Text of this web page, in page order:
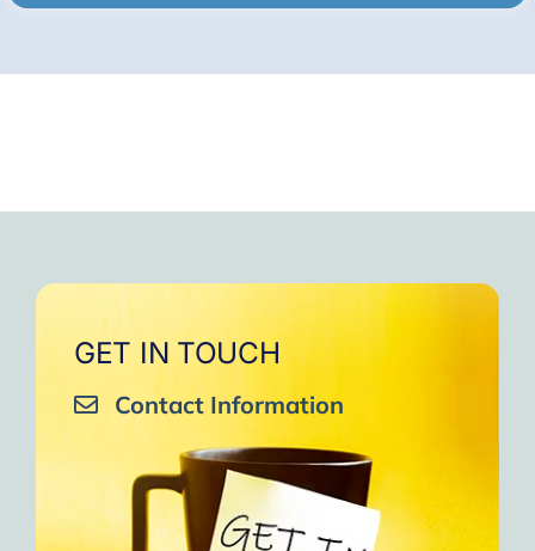
GET IN TOUCH
Contact Information